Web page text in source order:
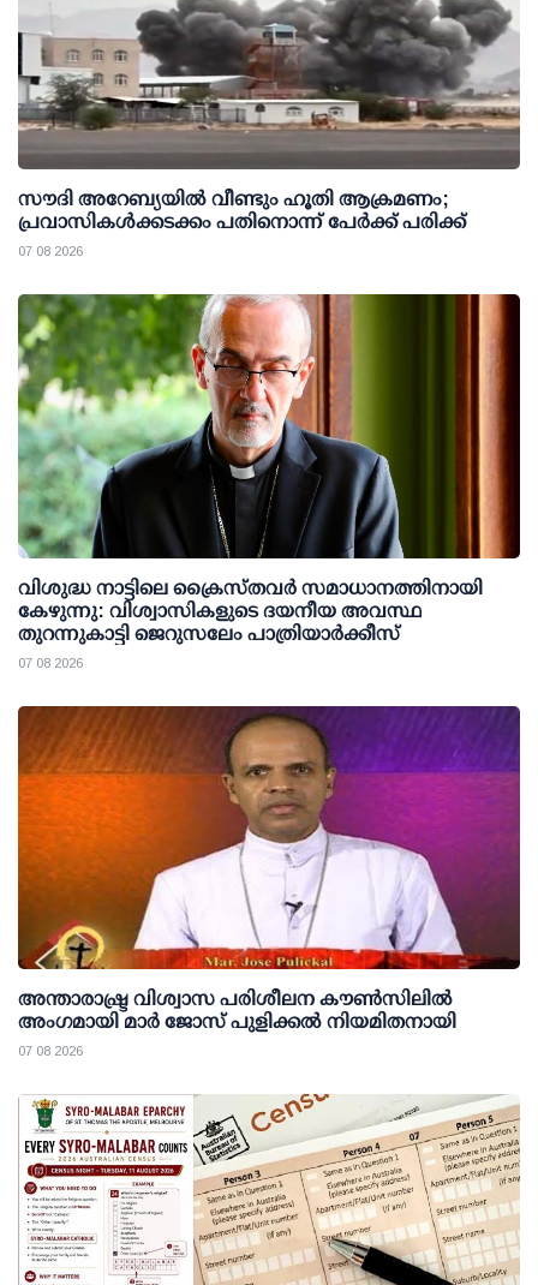
സൗദി അറേബ്യയില്‍ വീണ്ടും ഹൂതി ആക്രമണം;
പ്രവാസികള്‍ക്കടക്കം പതിനൊന്ന് പേര്‍ക്ക് പരിക്ക്
07 08 2026
വിശുദ്ധ നാട്ടിലെ ക്രൈസ്തവർ സമാധാനത്തിനായി
കേഴുന്നു: വിശ്വാസികളുടെ ദയനീയ അവസ്ഥ
തുറന്നുകാട്ടി ജെറുസലേം പാത്രിയാർക്കീസ്
07 08 2026
അന്താരാഷ്ട്ര വിശ്വാസ പരിശീലന കൗണ്‍സിലില്‍
അംഗമായി മാര്‍ ജോസ് പുളിക്കല്‍ നിയമിതനായി
07 08 2026